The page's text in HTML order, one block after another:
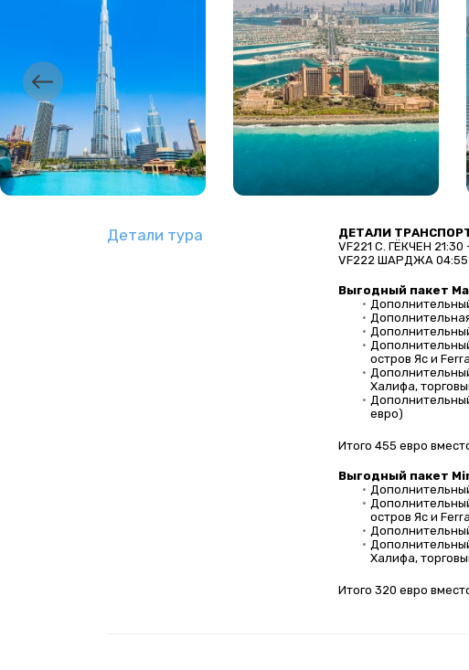
Детали тура ДЕТАЛИ
VF221 С. ГЁКЧЕН
VF222 ШАРДЖА 04:55
Выгодный пакет
остров Яс и
Халифа,
евро)
Итого 455 евро
Выгодный пакет
остров Яс и
Халифа,
Итого 320 евро